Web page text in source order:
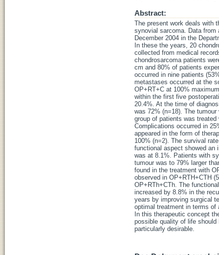
Abstract:
The present work deals with
synovial sarcoma. Data from
December 2004 in the
In these the years, 20
collected from medical
chondrosarcoma patients
cm and 80% of patients
occurred in nine patients
metastases occurred at the
OP+RT+C at 100%
within the first five
20.4%. At the time of
was 72% (n=18). The
group of patients was
Complications occurred in
appeared in the form of
100% (n=2). The survival
functional aspect showed an
was at 8.1%. Patients with
tumour was to 79% larger
found in the treatment with
observed in OP+RTH+CTH
OP+RTh+CTh. The
increased by 8.8% in the
years by improving surgical
optimal treatment in terms of
In this therapeutic concept
possible quality of life should
particularly desirable.